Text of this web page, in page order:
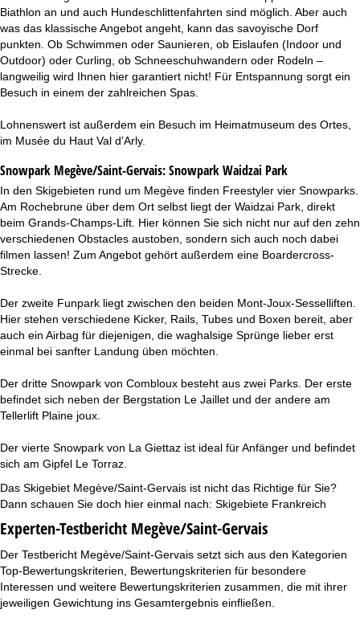
Biathlon an und auch Hundeschlittenfahrten sind möglich. Aber auch
was das klassische Angebot angeht, kann das savoyische Dorf
punkten. Ob Schwimmen oder Saunieren, ob Eislaufen (Indoor und
Outdoor) oder Curling, ob Schneeschuhwandern oder Rodeln –
langweilig wird Ihnen hier garantiert nicht! Für Entspannung sorgt ein
Besuch in einem der zahlreichen Spas.
Lohnenswert ist außerdem ein Besuch im Heimatmuseum des Ortes,
im Musée du Haut Val d’Arly.
Snowpark Megève/Saint-Gervais:Snowpark Waidzai Park
In den Skigebieten rund um Megève finden Freestyler vier Snowparks.
Am Rochebrune über dem Ort selbst liegt der Waidzai Park, direkt
beim Grands-Champs-Lift. Hier können Sie sich nicht nur auf den zehn
verschiedenen Obstacles austoben, sondern sich auch noch dabei
filmen lassen! Zum Angebot gehört außerdem eine Boardercross-
Strecke.
Der zweite Funpark liegt zwischen den beiden Mont-Joux-Sesselliften.
Hier stehen verschiedene Kicker, Rails, Tubes und Boxen bereit, aber
auch ein Airbag für diejenigen, die waghalsige Sprünge lieber erst
einmal bei sanfter Landung üben möchten.
Der dritte Snowpark von Combloux besteht aus zwei Parks. Der erste
befindet sich neben der Bergstation Le Jaillet und der andere am
Tellerlift Plaine joux.
Der vierte Snowpark von La Giettaz ist ideal für Anfänger und befindet
sich am Gipfel Le Torraz.
Das Skigebiet Megève/Saint-Gervais ist nicht das Richtige für Sie?
Dann schauen Sie doch hier einmal nach: Skigebiete Frankreich
Experten-Testbericht Megève/Saint-Gervais
Der Testbericht Megève/Saint-Gervais setzt sich aus den Kategorien
Top-Bewertungskriterien, Bewertungskriterien für besondere
Interessen und weitere Bewertungskriterien zusammen, die mit ihrer
jeweiligen Gewichtung ins Gesamtergebnis einfließen.